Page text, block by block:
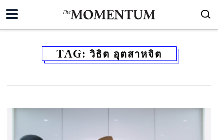
TAG: วิธิต อุตสาหจิต